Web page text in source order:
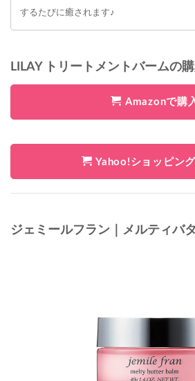
するたびに癒されます♪
LILAY トリートメントバームの
Amazonで購
Yahoo!ショッピン
ジェミールフラン｜メルティバ